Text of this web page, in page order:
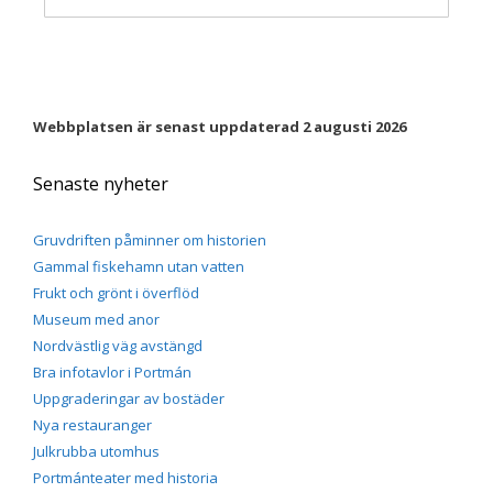
Webbplatsen är senast uppdaterad 2 augusti 2026
Senaste nyheter
Gruvdriften påminner om historien
Gammal fiskehamn utan vatten
Frukt och grönt i överflöd
Museum med anor
Nordvästlig väg avstängd
Bra infotavlor i Portmán
Uppgraderingar av bostäder
Nya restauranger
Julkrubba utomhus
Portmánteater med historia